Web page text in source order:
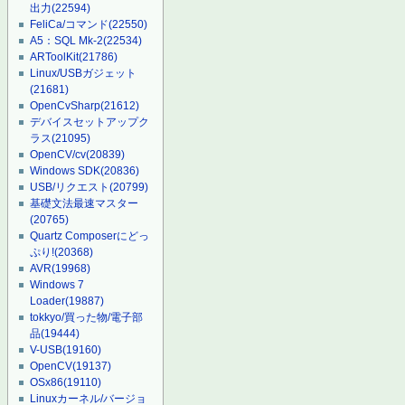
出力(22594)
FeliCa/コマンド(22550)
A5：SQL Mk-2(22534)
ARToolKit(21786)
Linux/USBガジェット
(21681)
OpenCvSharp(21612)
デバイスセットアップク
ラス(21095)
OpenCV/cv(20839)
Windows SDK(20836)
USB/リクエスト(20799)
基礎文法最速マスター
(20765)
Quartz Composerにどっ
ぷり!(20368)
AVR(19968)
Windows 7
Loader(19887)
tokkyo/買った物/電子部
品(19444)
V-USB(19160)
OpenCV(19137)
OSx86(19110)
Linuxカーネル/バージョ